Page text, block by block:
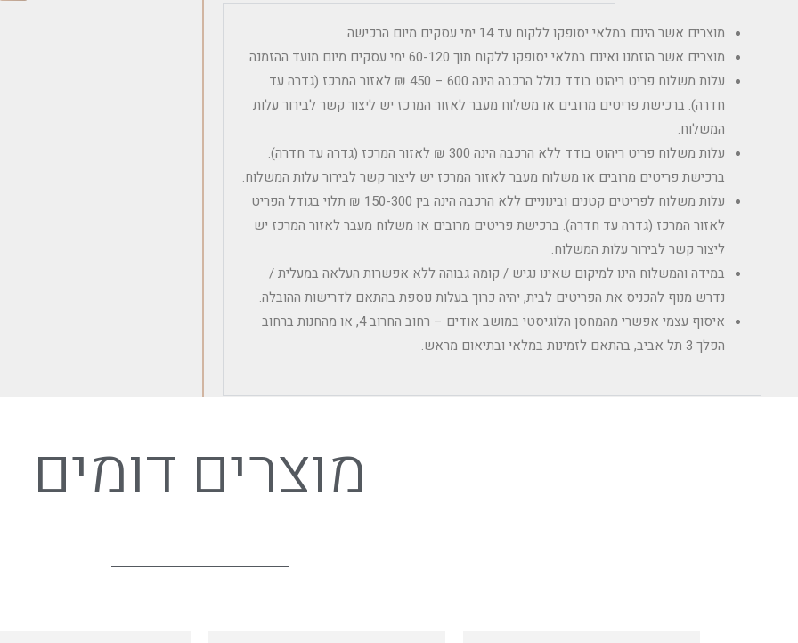
מוצרים אשר הינם במלאי יסופקו ללקוח עד 14 ימי עסקים מיום הרכישה.
מוצרים אשר הוזמנו ואינם במלאי יסופקו ללקוח תוך 60-120 ימי עסקים מיום מועד ההזמנה.
עלות משלוח פריט ריהוט בודד כולל הרכבה הינה 600 – 450 ₪ לאזור המרכז (גדרה עד
חדרה). ברכישת פריטים מרובים או משלוח מעבר לאזור המרכז יש ליצור קשר לבירור עלות
המשלוח.
עלות משלוח פריט ריהוט בודד ללא הרכבה הינה 300 ₪ לאזור המרכז (גדרה עד חדרה).
ברכישת פריטים מרובים או משלוח מעבר לאזור המרכז יש ליצור קשר לבירור עלות המשלוח.
עלות משלוח לפריטים קטנים ובינוניים ללא הרכבה הינה בין 150-300 ₪ תלוי בגודל הפריט
לאזור המרכז (גדרה עד חדרה). ברכישת פריטים מרובים או משלוח מעבר לאזור המרכז יש
ליצור קשר לבירור עלות המשלוח.
במידה והמשלוח הינו למיקום שאינו נגיש / קומה גבוהה ללא אפשרות העלאה במעלית /
נדרש מנוף להכניס את הפריטים לבית, יהיה כרוך בעלות נוספת בהתאם לדרישות ההובלה.
איסוף עצמי אפשרי מהמחסן הלוגיסטי במושב אודים – רחוב החרוב 4, או מהחנות ברחוב
הפלך 3 תל אביב, בהתאם לזמינות במלאי ובתיאום מראש.
מוצרים דומים